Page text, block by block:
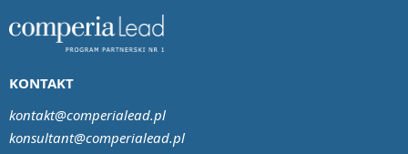
KONTAKT
kontakt@comperialead.pl
konsultant@comperialead.pl